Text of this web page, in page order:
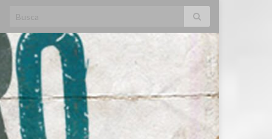
Search for: